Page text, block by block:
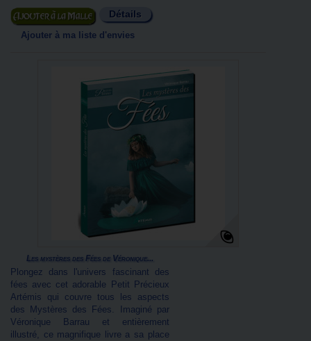
Ajouter au panier Détails
Ajouter à ma liste d'envies
Les mystères des Fées de Véronique...
Plongez dans l'univers fascinant des
fées avec cet adorable Petit Précieux
Artémis qui couvre tous les aspects
des Mystères des Fées. Imaginé par
Véronique Barrau et entièrement
illustré, ce magnifique livre a sa place